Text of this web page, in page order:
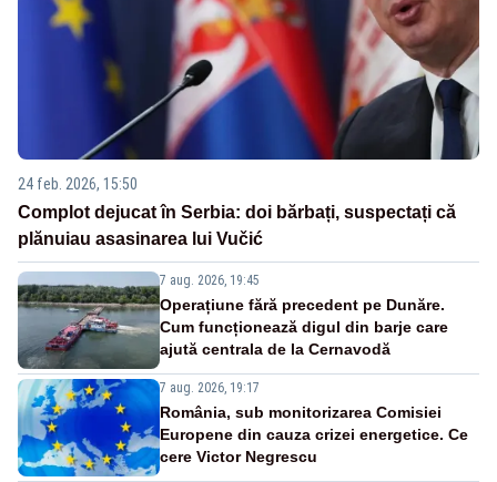
24 feb. 2026, 15:50
Complot dejucat în Serbia: doi bărbați, suspectați că
plănuiau asasinarea lui Vučić
7 aug. 2026, 19:45
Operațiune fără precedent pe Dunăre.
Cum funcționează digul din barje care
ajută centrala de la Cernavodă
7 aug. 2026, 19:17
România, sub monitorizarea Comisiei
Europene din cauza crizei energetice. Ce
cere Victor Negrescu